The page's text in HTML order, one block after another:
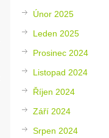
Únor 2025
Leden 2025
Prosinec 2024
Listopad 2024
Říjen 2024
Září 2024
Srpen 2024